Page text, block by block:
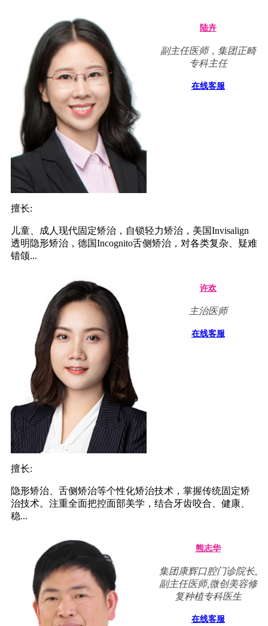
陆卉
副主任医师，集团正畸
专科主任
在线客服
擅长:
儿童、成人现代固定矫治，自锁轻力矫治，美国Invisalign
透明隐形矫治，德国Incognito舌侧矫治，对各类复杂、疑难
错颌...
许欢
主治医师
在线客服
擅长:
隐形矫治、舌侧矫治等个性化矫治技术，掌握传统固定矫
治技术。注重全面把控面部美学，结合牙齿咬合、健康、
稳...
熊志华
集团康辉口腔门诊院长,
副主任医师,微创美容修
复种植专科医生
在线客服